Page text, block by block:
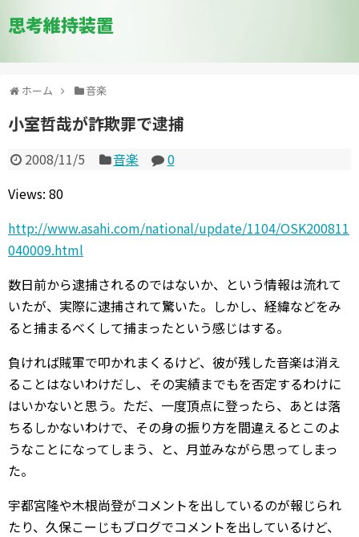
思考維持装置
ホーム 音楽
小室哲哉が詐欺罪で逮捕
2008/11/5 音楽
0
Views: 80
http://www.asahi.com/national/update/1104/OSK200811
040009.html
数日前から逮捕されるのではないか、という情報は流れて
いたが、実際に逮捕されて驚いた。しかし、経緯などをみ
ると捕まるべくして捕まったという感じはする。
負ければ賊軍で叩かれまくるけど、彼が残した音楽は消え
ることはないわけだし、その実績までもを否定するわけに
はいかないと思う。ただ、一度頂点に登ったら、あとは落
ちるしかないわけで、その身の振り方を間違えるとこのよ
うなことになってしまう、と、月並みながら思ってしまっ
た。
宇都宮隆や木根尚登がコメントを出しているのが報じられ
たり、久保こーじもブログでコメントを出しているけど、